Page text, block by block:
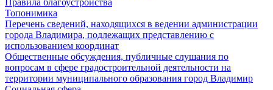
Правила благоустройства
Топонимика
Перечень сведений, находящихся в ведении администрации
города Владимира, подлежащих представлению с
использованием координат
Общественные обсуждения, публичные слушания по
вопросам в сфере градостроительной деятельности на
территории муниципального образования город Владимир